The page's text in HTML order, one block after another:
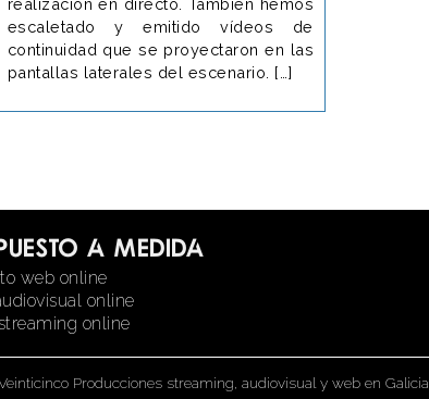
realización en directo. También hemos
escaletado y emitido vídeos de
continuidad que se proyectaron en las
pantallas laterales del escenario. […]
a medida
web online
online
online
Producciones streaming, audiovisual y web en Galicia